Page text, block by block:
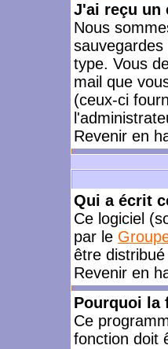
J'ai reçu un
Nous
type. Vous
mail que
(ceux-ci
Revenir en
Qui a écrit
Ce logiciel
par le
être
Revenir en
Pourquoi la
Ce
fonction doit